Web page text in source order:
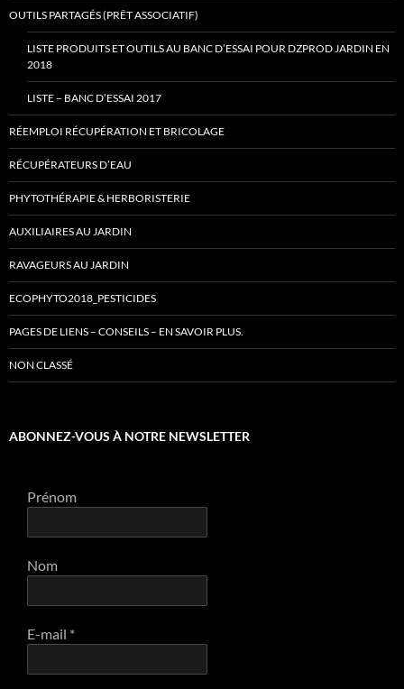
OUTILS PARTAGÉS (PRÊT ASSOCIATIF)
LISTE PRODUITS ET OUTILS AU BANC D’ESSAI POUR DZPROD JARDIN EN
2018
LISTE – BANC D’ESSAI 2017
RÉEMPLOI RÉCUPÉRATION ET BRICOLAGE
RÉCUPÉRATEURS D’EAU
PHYTOTHÉRAPIE & HERBORISTERIE
AUXILIAIRES AU JARDIN
RAVAGEURS AU JARDIN
ECOPHYTO2018_PESTICIDES
PAGES DE LIENS – CONSEILS – EN SAVOIR PLUS.
NON CLASSÉ
ABONNEZ-VOUS À NOTRE NEWSLETTER
Prénom
Nom
E-mail *